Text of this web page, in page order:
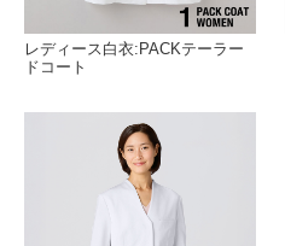
レディース白衣:PACKテーラー
ドコート